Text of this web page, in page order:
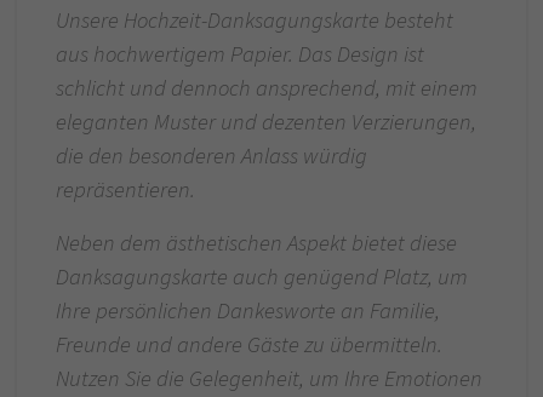
Unsere Hochzeit-Danksagungskarte besteht
aus hochwertigem Papier. Das Design ist
schlicht und dennoch ansprechend, mit einem
eleganten Muster und dezenten Verzierungen,
die den besonderen Anlass würdig
repräsentieren.
Neben dem ästhetischen Aspekt bietet diese
Danksagungskarte auch genügend Platz, um
Ihre persönlichen Dankesworte an Familie,
Freunde und andere Gäste zu übermitteln.
Nutzen Sie die Gelegenheit, um Ihre Emotionen